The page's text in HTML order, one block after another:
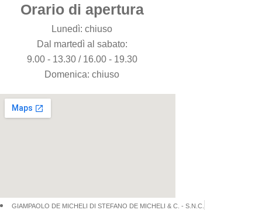
Orario di apertura
Lunedì: chiuso
Dal martedì al sabato:
9.00 - 13.30 / 16.00 - 19.30
Domenica: chiuso
GIAMPAOLO DE MICHELI DI STEFANO DE MICHELI & C. - S.N.C.